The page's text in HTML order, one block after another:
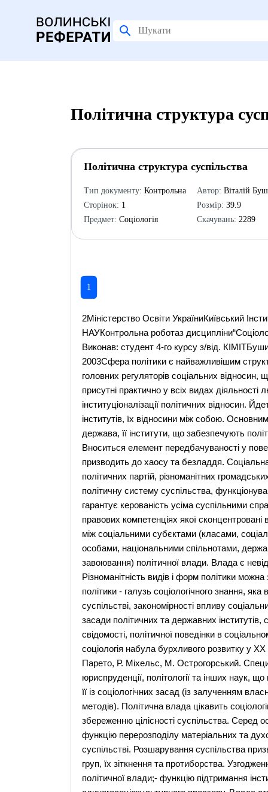
Політична структура
Політична структура суспільства
Тип документу: Контрольна
Сторінок: 1
Предмет: Соціологія
Автор: Віталій
Розмір: 39.9
Скачувань: 2289
1
2Міністерство Освіти УкраїниКиївський
НАУКонтрольна роботаз
Виконав: студент 4-го курсу з/від.
2003Сфера політики є найважливішим
головних регуляторів соціальних відносин,
присутні практично у всіх видах
інституціоналізації політичних відносин.
інститутів, їх відносини між собою.
держава, її інститути, що забезпечують
Вноситься елемент передбачуваності у
призводить до хаосу та безладдя.
політичних партій, різноманітних
політичну систему суспільства,
гарантує керованість усіма суспільними
правових компетенціях якої сконцентровані
між соціальними субєктами (класами,
особами, національними спільнотами,
завоювання) політичної влади. Влада є
Різноманітність видів і форм політики
політики - галузь соціологічного знання,
суспільстві, закономірності впливу
засади політичних та державних інститутів,
свідомості, політичної поведінки в
соціологія набула бурхливого розвитку у
Парето, Р. Міхельс, М. Острогорський.
юриспруденції, політології та інших наук,
її із соціологічних засад (із залученням
методів). Політична влада цікавить
збереженню цілісності суспільства. Серед
функцію перерозподілу матеріальних та
суспільстві. Розшарування суспільства
груп, їх зіткнення та протиборства.
політичної влади;- функцію підтримання